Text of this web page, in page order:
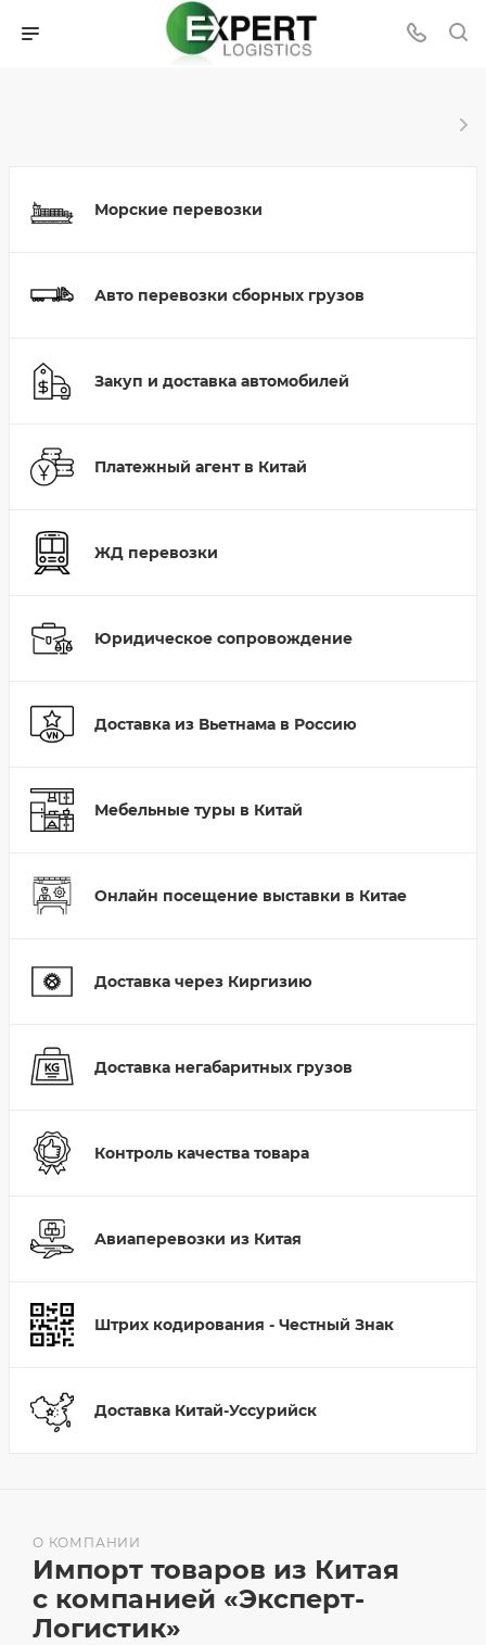
Морские перевозки
Авто перевозки сборных грузов
Закуп и доставка автомобилей
Платежный агент в Китай
ЖД перевозки
Юридическое сопровождение
Доставка из Вьетнама в Россию
Мебельные туры в Китай
Онлайн посещение выставки в Китае
Доставка через Киргизию
Доставка негабаритных грузов
Контроль качества товара
Авиаперевозки из Китая
Штрих кодирования - Честный Знак
Доставка Китай-Уссурийск
О КОМПАНИИ
Импорт товаров из Китая
с компанией «Эксперт-
Логистик»